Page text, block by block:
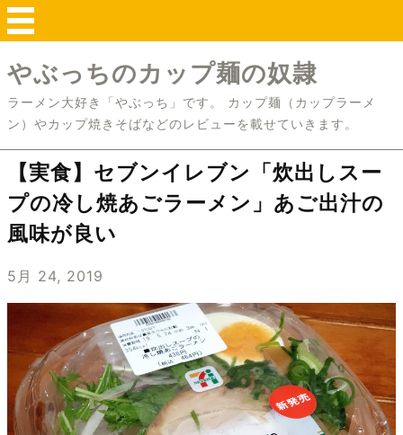
やぶっちのカップ麺の奴隷
ラーメン大好き「やぶっち」です。 カップ麺（カップラーメ
ン）やカップ焼きそばなどのレビューを載せていきます。
【実食】セブンイレブン「炊出しスー
プの冷し焼あごラーメン」あご出汁の
風味が良い
5月 24, 2019